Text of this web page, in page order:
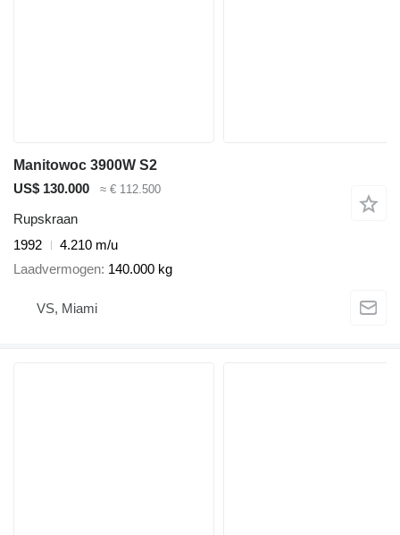
Manitowoc 3900W S2
US$ 130.000
≈ € 112.500
Rupskraan
1992
4.210 m/u
Laadvermogen 140.000 kg
VS, Miami